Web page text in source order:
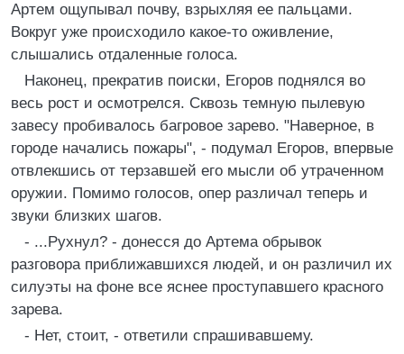
Артем ощупывал почву, взрыхляя ее пальцами.
Вокруг уже происходило какое-то оживление,
слышались отдаленные голоса.
Наконец, прекратив поиски, Егоров поднялся во
весь рост и осмотрелся. Сквозь темную пылевую
завесу пробивалось багровое зарево. "Наверное, в
городе начались пожары", - подумал Егоров, впервые
отвлекшись от терзавшей его мысли об утраченном
оружии. Помимо голосов, опер различал теперь и
звуки близких шагов.
- ...Рухнул? - донесся до Артема обрывок
разговора приближавшихся людей, и он различил их
силуэты на фоне все яснее проступавшего красного
зарева.
- Нет, стоит, - ответили спрашивавшему.